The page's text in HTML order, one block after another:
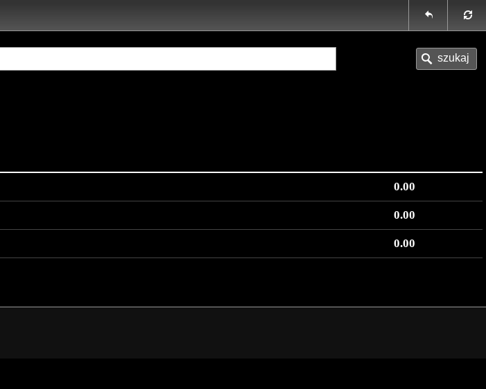
0.00
0.00
0.00